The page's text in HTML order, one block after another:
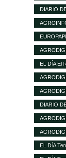
cuando
DIARIO
los de
el pollo un
Matadero
almidón
EL DÍA El
EEUU?
la
DIARIO
que los
Argentina
EL DÍA
quesería